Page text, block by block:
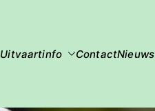
Uitvaartinfo ContactNieuws